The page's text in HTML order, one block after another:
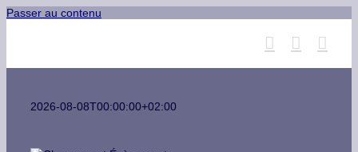
Passer au contenu
2026-08-08T00:00:00+02:00